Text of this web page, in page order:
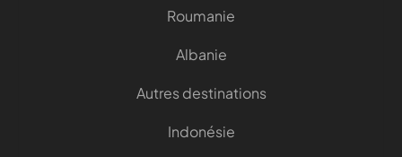
Roumanie
Albanie
Autres destinations
Indonésie